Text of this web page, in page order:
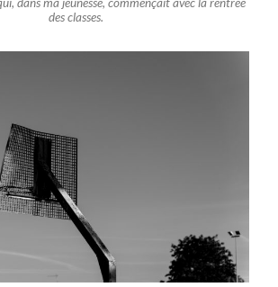
des classes.